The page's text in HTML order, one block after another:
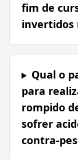
fim de
invertidos
Qual o
para
rompido
sofrer
contra-